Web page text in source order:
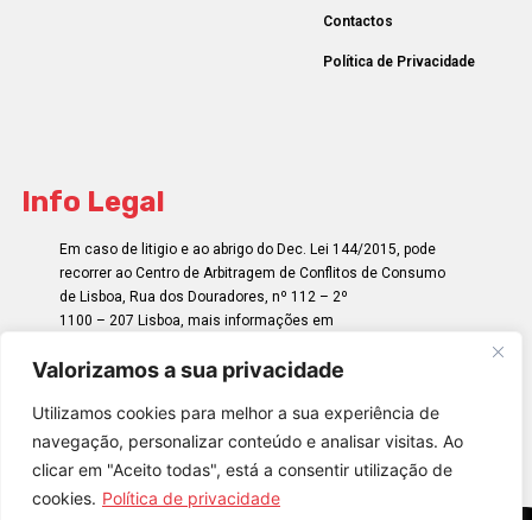
Valorizamos a sua privacidade
Utilizamos cookies para melhor a sua experiência de
navegação, personalizar conteúdo e analisar visitas. Ao
clicar em "Aceito todas", está a consentir utilização de
cookies. Política de privacidade
Contactos
Política de Privacidade
Info Legal
Em caso de litigio e ao abrigo do Dec. Lei 144/2015, pode
recorrer ao Centro de Arbitragem de Conflitos de Consumo
de Lisboa, Rua dos Douradores, nº 112 – 2º
1100 – 207 Lisboa, mais informações em